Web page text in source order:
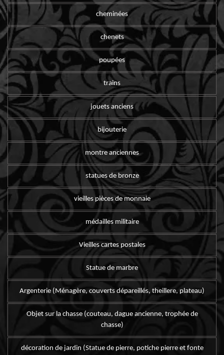
cheminées
chenets
poupées
trains
jouets anciens
bijouterie
montre anciennes
statues de bronze
vieilles pièces de monnaie
médailles militaire
Vieilles cartes postales
Statue de marbre
Argenterie (Ménagère, couverts dépareillés, theillere, plateau)
Objet sur la chasse (couteau, dague ancienne, trophée de
chasse)
décoration de jardin (Statue de pierre, potiche pierre et fonte